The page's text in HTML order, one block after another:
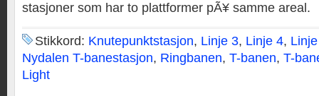
stasjoner som har to plattformer pÃ¥ samme areal.
Stikkord: Knutepunktstasjon, Linje 3, Linje 4,
Nydalen T-banestasjon, Ringbanen, T-banen, T-
Light